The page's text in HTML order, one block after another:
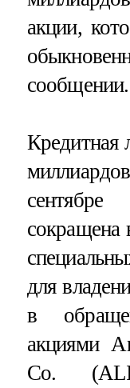
акции,
сообщении.
сокращена
для
в
акциями
Co.